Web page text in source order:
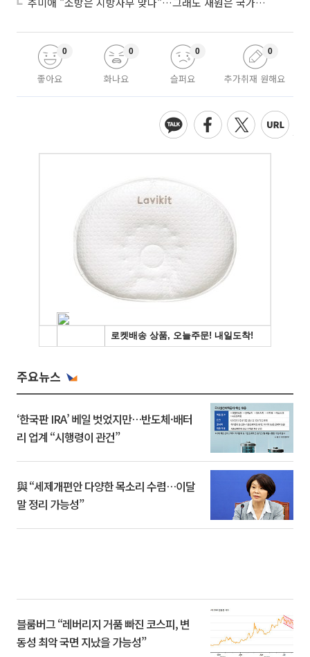
좋아요
0
화나요
0
슬퍼요
0
추가취재 원해요
0
주요뉴스
‘한국판 IRA’ 베일 벗었지만…반도체·배터
리 업계 “시행령이 관건”
與 “세제개편안 다양한 목소리 수렴…이달
말 정리 가능성”
블룸버그 “레버리지 거품 빠진 코스피, 변
동성 최악 국면 지났을 가능성”